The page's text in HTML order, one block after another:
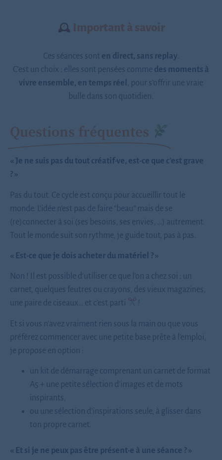
Important à savoir
Ces séances sont en direct, sans replay.
C’est un choix : elles sont pensées comme des moments à
vivre ensemble, en temps réel , pour s’offrir une vraie
bulle dans son quotidien.
Questions fréquentes
« Je ne suis pas du tout créatif·ve, est-ce que c’est grave
? »
Pas du tout. Ce cycle est conçu pour accueillir tout le
monde. L’idée n’est pas de faire “beau” mais de se
(re)connecter à soi (ses besoins, ses envies, …) autrement.
Tout le monde suit son rythme, je guide tout, pas à pas.
« Est-ce que je dois acheter du matériel ? »
Non ! Il est possible d’utiliser ce que l’on a chez soi : un
carnet, quelques feutres ou crayons, des vieux magazines,
une paire de ciseaux… et c’est parti
!
Et si vous n’avez vraiment rien sous la main ou que vous
préférez commencer avec une petite base prête à l’emploi,
je propose en option :
un kit de démarrage comprenant un carnet de format
A5 + une petite sélection d’images et de mots
inspirants,
ou une sélection d’inspirations seule, à glisser dans
ton propre carnet.
« Et si je ne peux pas être présent·e à une séance ? »